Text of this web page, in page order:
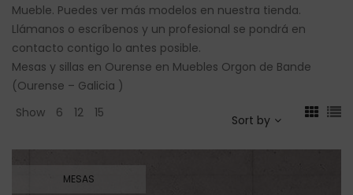
Mueble. Puedes ver más modelos en nuestra tienda.
Llámanos o escríbenos y un profesional se pondrá en
contacto contigo lo antes posible.
Mesas y sillas en Ourense en Muebles Orgon de Bande
(Ourense – Galicia )
Show
6 12 15 Sort by
MESAS